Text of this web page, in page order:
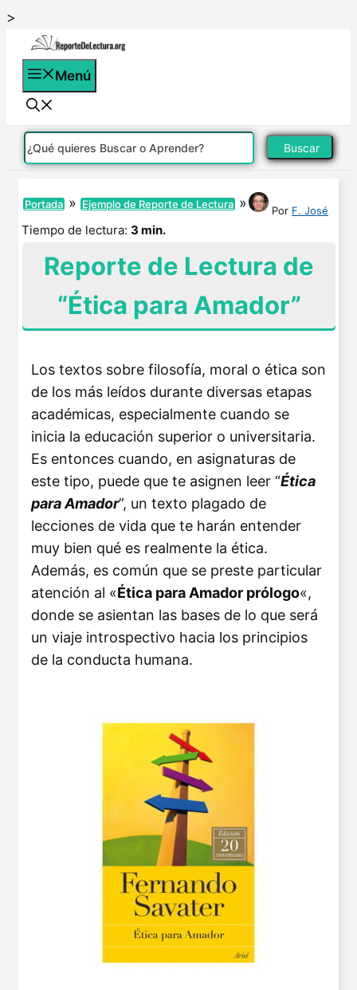
>
contenido
Menú
Buscar
Portada » Ejemplo de Reporte de Lectura » Por F. José
Tiempo de lectura: 3 min.
Reporte de Lectura de
“Ética para Amador”
Los textos sobre filosofía, moral o ética son
de los más leídos durante diversas etapas
académicas, especialmente cuando se
inicia la educación superior o universitaria.
Es entonces cuando, en asignaturas de
este tipo, puede que te asignen leer “Ética
para Amador”, un texto plagado de
lecciones de vida que te harán entender
muy bien qué es realmente la ética.
Además, es común que se preste particular
atención al «Ética para Amador prólogo«,
donde se asientan las bases de lo que será
un viaje introspectivo hacia los principios
de la conducta humana.